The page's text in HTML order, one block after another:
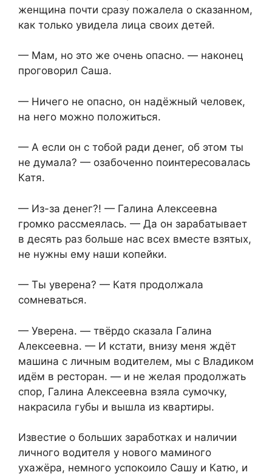
женщина почти сразу пожалела о сказанном,
как только увидела лица своих детей.
— Мам, но это же очень опасно. — наконец
проговорил Саша.
— Ничего не опасно, он надёжный человек,
на него можно положиться.
— А если он с тобой ради денег, об этом ты
не думала? — озабоченно поинтересовалась
Катя.
— Из-за денег?! — Галина Алексеевна
громко рассмеялась. — Да он зарабатывает
в десять раз больше нас всех вместе взятых,
не нужны ему наши копейки.
— Ты уверена? — Катя продолжала
сомневаться.
— Уверена. — твёрдо сказала Галина
Алексеевна. — И кстати, внизу меня ждёт
машина с личным водителем, мы с Владиком
идём в ресторан. — и не желая продолжать
спор, Галина Алексеевна взяла сумочку,
накрасила губы и вышла из квартиры.
Известие о больших заработках и наличии
личного водителя у нового маминого
ухажёра, немного успокоило Сашу и Катю, и